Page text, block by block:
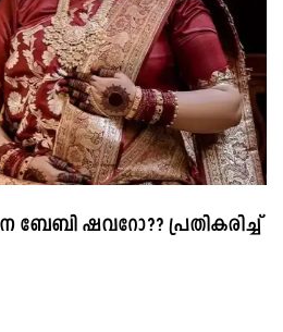
ബേബി ഷവറോ?? പ്രതികരിച്ച്